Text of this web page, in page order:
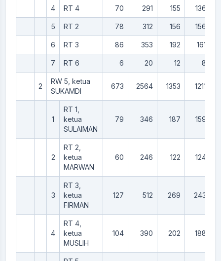
4 RT 4 70 291 155 136
5 RT 2 78 312 156 156
6 RT 3 86 353 192 161
7 RT 6 6 20 12 8
2
RW 5, ketua
SUKAMDI
673 2564 1353 1211
1
RT 1,
ketua
SULAIMAN
79 346 187 159
2
RT 2,
ketua
MARWAN
60 246 122 124
3
RT 3,
ketua
FIRMAN
127 512 269 243
4
RT 4,
ketua
MUSLIH
104 390 202 188